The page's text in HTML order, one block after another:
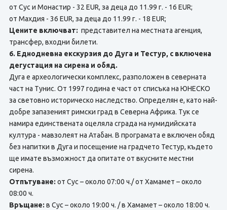
от Сус и Монастир - 32 EUR, за деца до 11.99 г. - 16 EUR;
от Махдия - 36 EUR, за деца до 11.99 г. - 18 EUR;
Цените включват: представител на местната агенция,
трансфер, входни билети.
6. Еднодневна екскурзия до Дуга и Тестур, с включена
дегустация на сирена и обяд.
Дуга е археологически комплекс, разположен в северната
част на Тунис. От 1997 година е част от списъка на ЮНЕСКО
за световно историческо наследство. Определян е, като най-
добре запазеният римски град в Северна Африка. Тук се
намира единствената оцеляла сграда на нумидийската
култура - мавзолеят на Атабан. В програмата е включен обяд
без напитки в Дуга и посещение на градчето Тестур, където
ще имате възможност да опитате от вкусните местни
сирена.
Отпътуване: от Сус – около 07:00 ч./ от Хамамет – около
08:00 ч.
Връщане: в Сус – около 19:00 ч. / в Хамамет – около 18:00 ч.